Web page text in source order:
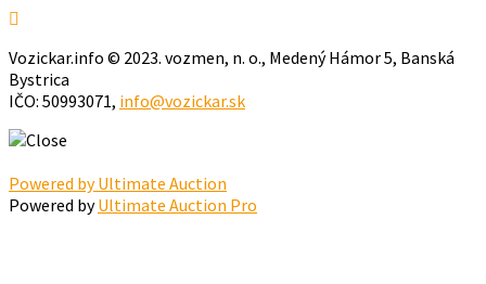
Vozickar.info © 2023. vozmen, n. o., Medený Hámor 5, Banská
Bystrica
IČO: 50993071, info@vozickar.sk
Powered by Ultimate Auction
Powered byUltimate Auction Pro